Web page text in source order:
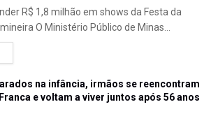
R$ 1,8 milhão em shows da Festa da
O Ministério Público de Minas...
na infância, irmãos se reencontram
e voltam a viver juntos após 56 anos